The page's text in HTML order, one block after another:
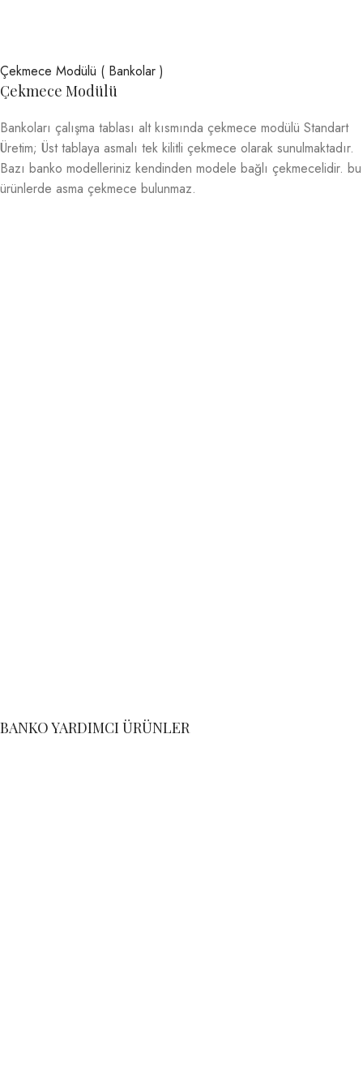
Çekmece Modülü ( Bankolar )
Çekmece Modülü
Bankoları çalışma tablası alt kısmında çekmece modülü Standart
Üretim; Üst tablaya asmalı tek kilitli çekmece olarak sunulmaktadır.
Bazı banko modelleriniz kendinden modele bağlı çekmecelidir. bu
ürünlerde asma çekmece bulunmaz.
BANKO YARDIMCI ÜRÜNLER